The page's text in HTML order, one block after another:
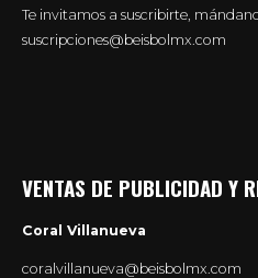
Te invitamos a suscribirte,
suscripciones@beisbolmx.com
VENTAS DE PUBLICIDAD Y
Coral Villanueva
coralvillanueva@beisbolmx.com